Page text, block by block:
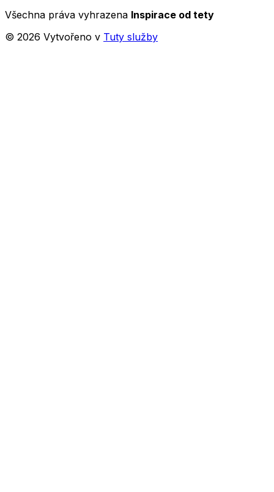
Všechna práva vyhrazena Inspirace od tety
© 2026 Vytvořeno v Tuty služby